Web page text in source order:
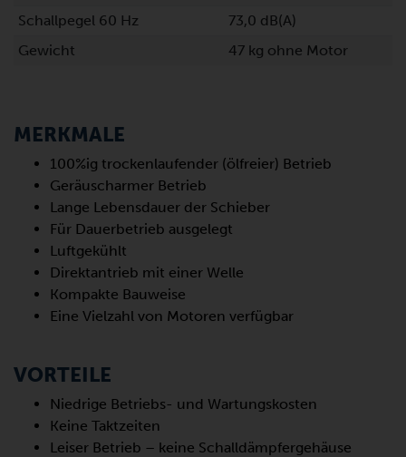
Schallpegel 60 Hz
73,0 dB(A)
Gewicht
47 kg ohne Motor
MERKMALE
100%ig trockenlaufender (ölfreier) Betrieb
Geräuscharmer Betrieb
Lange Lebensdauer der Schieber
Für Dauerbetrieb ausgelegt
Luftgekühlt
Direktantrieb mit einer Welle
Kompakte Bauweise
Eine Vielzahl von Motoren verfügbar
VORTEILE
Niedrige Betriebs- und Wartungskosten
Keine Taktzeiten
Leiser Betrieb – keine Schalldämpfergehäuse